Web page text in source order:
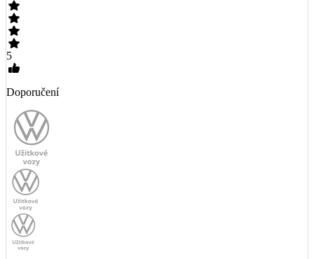
5
Doporučení